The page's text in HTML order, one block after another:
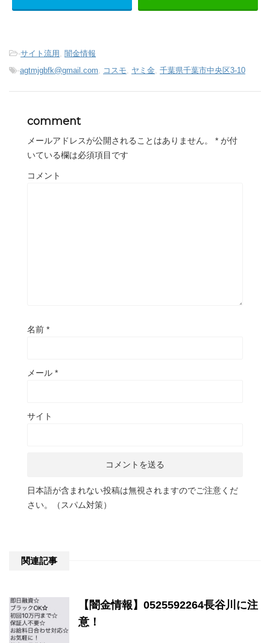
-サイト流用 , 闇金情報
-agtmjgbfk@gmail.com, コスモ, ヤミ金, 千葉県千葉市中央区3-10
comment
メールアドレスが公開されることはありません。 * が付
いている欄は必須項目です
コメント
名前 *
メール *
サイト
日本語が含まれない投稿は無視されますのでご注意くだ
さい。（スパム対策）
関連記事
【闇金情報】0525592264長谷川に注
意！